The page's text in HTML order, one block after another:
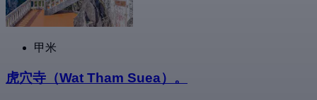
甲米
虎穴寺（Wat Tham Suea）。